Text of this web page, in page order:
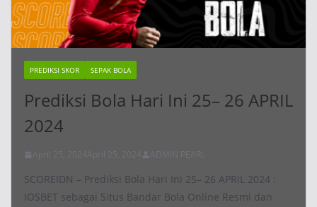
PREDIKSI SKOR SEPAK BOLA
Prediksi Bola Hari Ini 25– 26 APRIL
2024
April 25, 2024April 25, 2024 ADMIN PEARL
SCOREIDN – Prediksi Bola Hari Ini 25– 26 APRIL 2024 :
IOSBET sebagai Situs Bandar Bola Online Resmi dan